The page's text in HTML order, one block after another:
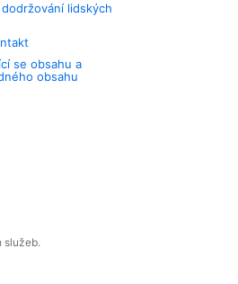
lidských
se obsahu a
obsahu
služeb.